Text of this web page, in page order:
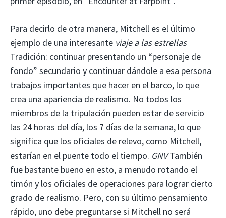
Para decirlo de otra manera, Mitchell es el último
ejemplo de una interesante viaje a las estrellas
Tradición: continuar presentando un “personaje de
fondo” secundario y continuar dándole a esa persona
trabajos importantes que hacer en el barco, lo que
crea una apariencia de realismo. No todos los
miembros de la tripulación pueden estar de servicio
las 24 horas del día, los 7 días de la semana, lo que
significa que los oficiales de relevo, como Mitchell,
estarían en el puente todo el tiempo. GNVTambién
fue bastante bueno en esto, a menudo rotando el
timón y los oficiales de operaciones para lograr cierto
grado de realismo. Pero, con su último pensamiento
rápido, uno debe preguntarse si Mitchell no será